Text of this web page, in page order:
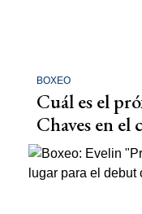
BOXEO
Cuál es el
Chaves en